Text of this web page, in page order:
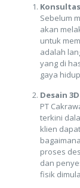
Sebelum
akan
untuk
adalah
yang di
gaya
Desain
PT
terkini
klien
proses
dan
fisik